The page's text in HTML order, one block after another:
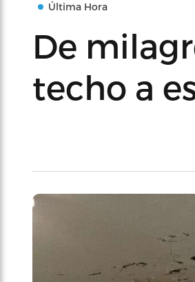
Última Hora
De
techo a